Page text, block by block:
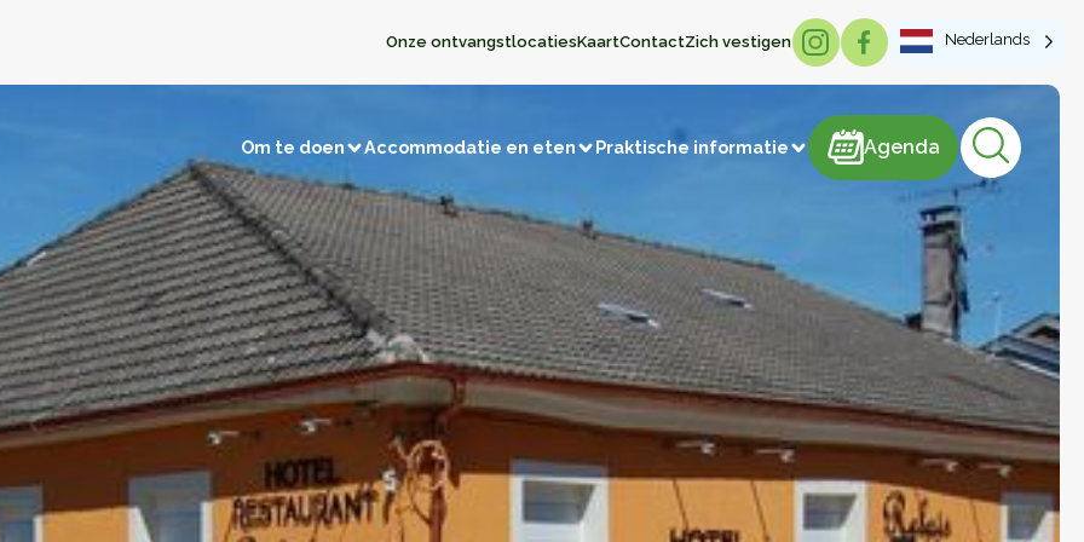
Onze ontvangstlocatiesKaartContactZich vestigen Nederlands
Om te doen
Jagen/Vissen
Bezoeken en ontdekkingen
Natuurgebieden
Terug naar de prehistorie
Opmerkelijke dorpen
Musea en tentoonstellingen
Religieuze gebouwen
Herinneringstoerisme
De kastelen
Lokale producten
Brood & Gebak
IJs
Zuivelproducten
Honing
Groenten en fruit
Vlees en vleesproducten
Snoep
Dranken
Vervaardiging van artikelen
Accommodatie en eten Praktische informatie
met winkeliers
met de buren
Agenda
Agenda